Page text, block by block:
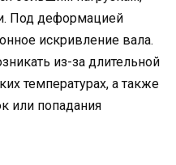
Под деформацией
искривление вала.
из-за длительной
температурах, а также
или попадания